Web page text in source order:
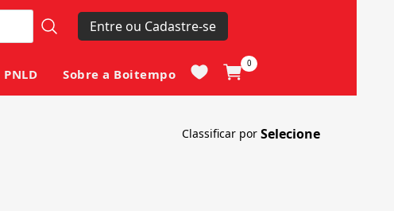
Entre ou Cadastre-se
PNLD Sobre a Boitempo
0
Classificar por